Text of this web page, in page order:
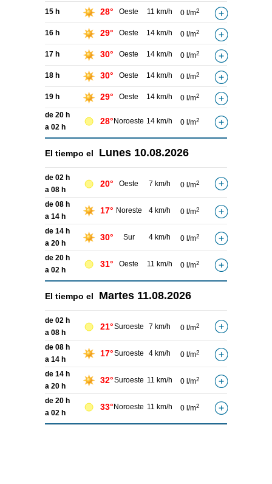
15 h 28° Oeste 11 km/h 0 l/m2
16 h 29° Oeste 14 km/h 0 l/m2
17 h 30° Oeste 14 km/h 0 l/m2
18 h 30° Oeste 14 km/h 0 l/m2
19 h 29° Oeste 14 km/h 0 l/m2
de 20 h
a 02 h
28° Noroeste 14 km/h 0 l/m2
El tiempo el Lunes 10.08.2026
de 02 h
a 08 h
20° Oeste 7 km/h 0 l/m2
de 08 h
a 14 h
17° Noreste 4 km/h 0 l/m2
de 14 h
a 20 h
30° Sur 4 km/h 0 l/m2
de 20 h
a 02 h
31° Oeste 11 km/h 0 l/m2
El tiempo el Martes 11.08.2026
de 02 h
a 08 h
21°Suroeste 7 km/h 0 l/m2
de 08 h
a 14 h
17°Suroeste 4 km/h 0 l/m2
de 14 h
a 20 h
32°Suroeste 11 km/h 0 l/m2
de 20 h
a 02 h
33° Noroeste 11 km/h 0 l/m2